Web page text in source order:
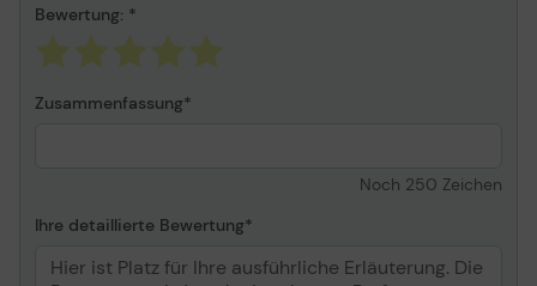
Kennzeichnung
Bewertung:
Zusammenfassung
Noch 250 Zeichen
Ihre detaillierte Bewertung